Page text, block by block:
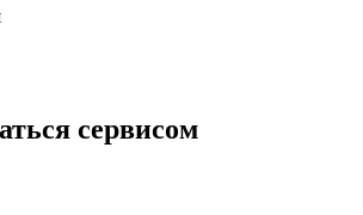
сервисом